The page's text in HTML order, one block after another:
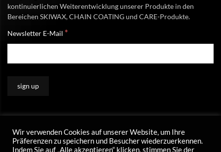
kontinuierlichen Weiterentwicklung unserer Produkte in den
Bereichen SKIWAX, CHAIN COATING und CARE-Produkte.
Newsletter E-Mail *
Wir verwenden Cookies auf unserer Website, um Ihre
Präferenzen zu speichern und Besucher wiederzuerkennen.
Indem Sie auf „Alle akzeptieren“ klicken, stimmen Sie der